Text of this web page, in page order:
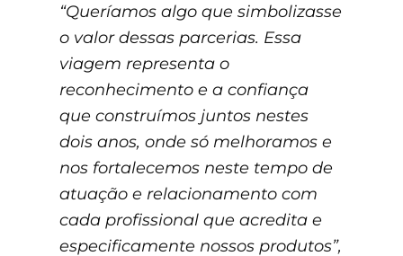
“Queríamos algo que simbolizasse
o valor dessas parcerias. Essa
viagem representa o
reconhecimento e a confiança
que construímos juntos nestes
dois anos, onde só melhoramos e
nos fortalecemos neste tempo de
atuação e relacionamento com
cada profissional que acredita e
especificamente nossos produtos”,